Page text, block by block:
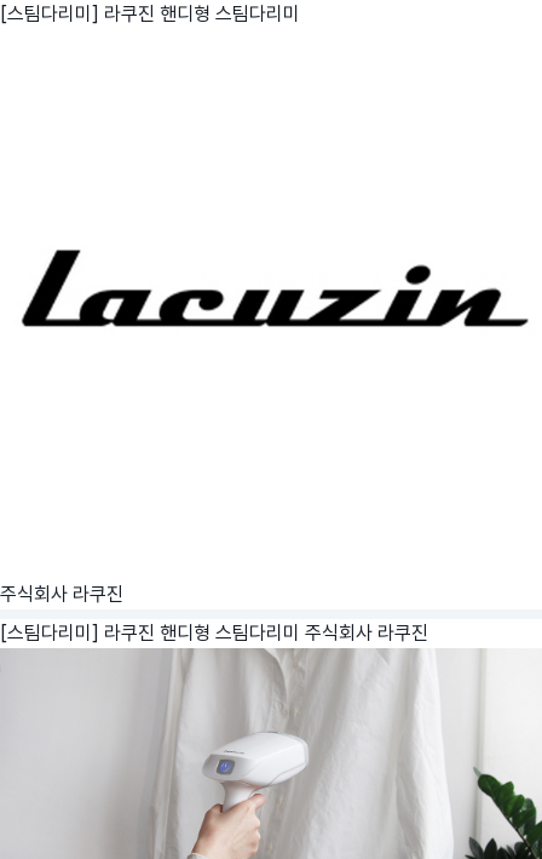
[스팀다리미] 라쿠진 핸디형 스팀다리미
주식회사 라쿠진
[스팀다리미] 라쿠진 핸디형 스팀다리미 주식회사 라쿠진